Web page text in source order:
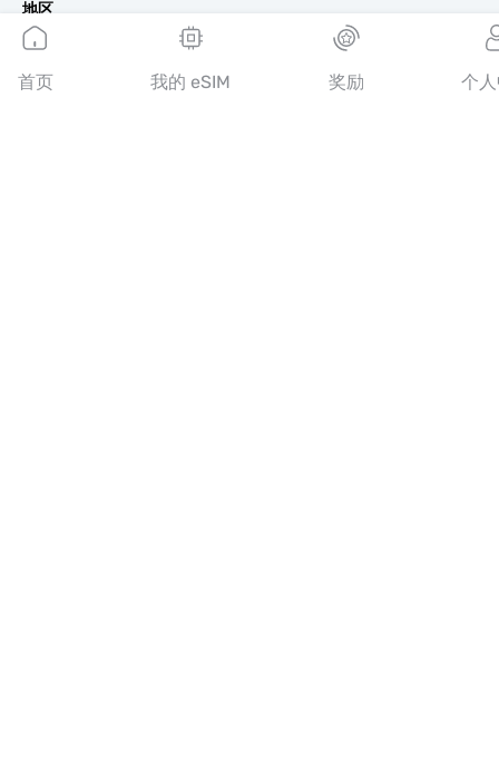
地区
欧洲 eSIM
亚洲 eSIM
首页 我的 eSIM 奖励 个